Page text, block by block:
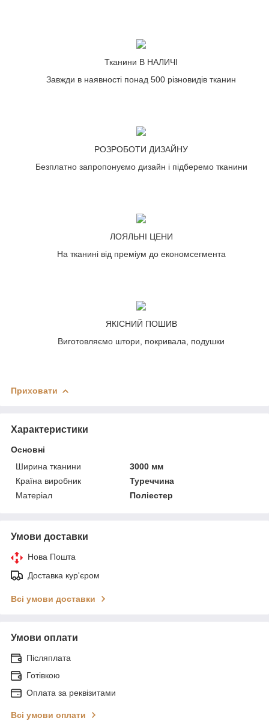
Тканини В НАЛИЧІ
Завжди в наявності понад 500 різновидів тканин
РОЗРОБОТИ ДИЗАЙНУ
Безплатно запропонуємо дизайн і підберемо тканини
ЛОЯЛЬНІ ЦЕНИ
На тканині від преміум до економсегмента
ЯКІСНИЙ ПОШИВ
Виготовляємо штори, покривала, подушки
Приховати
Характеристики
Основні
Ширина тканини
3000 мм
Країна виробник
Туреччина
Матеріал
Поліестер
Умови доставки
Нова Пошта
Доставка кур'єром
Всі умови доставки
Умови оплати
Післяплата
Готівкою
Оплата за реквізитами
Всі умови оплати